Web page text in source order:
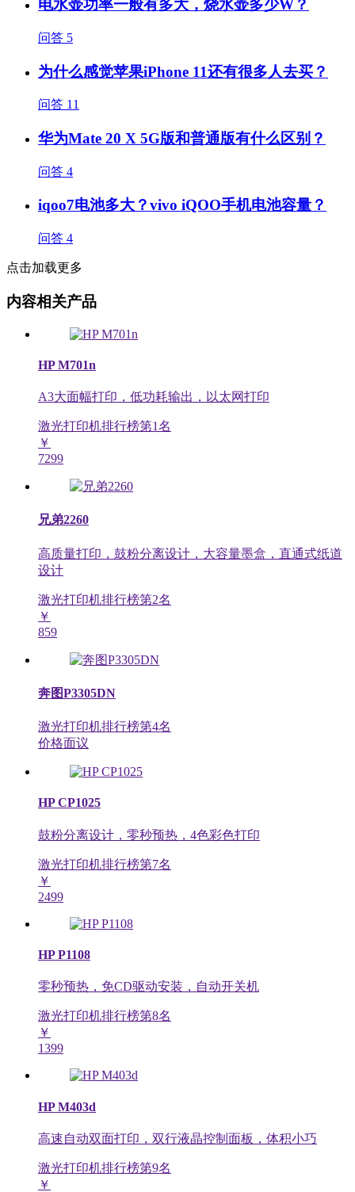
电水壶功率一般有多大，烧水壶多少W？
问答 5
为什么感觉苹果iPhone 11还有很多人去买？
问答 11
华为Mate 20 X 5G版和普通版有什么区别？
问答 4
iqoo7电池多大？vivo iQOO手机电池容量？
问答 4
点击加载更多
内容相关产品
HP M701n
A3大面幅打印，低功耗输出，以太网打印
激光打印机排行榜第1名
￥
7299
兄弟2260
高质量打印，鼓粉分离设计，大容量墨盒，直通式纸道
设计
激光打印机排行榜第2名
￥
859
奔图P3305DN
激光打印机排行榜第4名
价格面议
HP CP1025
鼓粉分离设计，零秒预热，4色彩色打印
激光打印机排行榜第7名
￥
2499
HP P1108
零秒预热，免CD驱动安装，自动开关机
激光打印机排行榜第8名
￥
1399
HP M403d
高速自动双面打印，双行液晶控制面板，体积小巧
激光打印机排行榜第9名
￥